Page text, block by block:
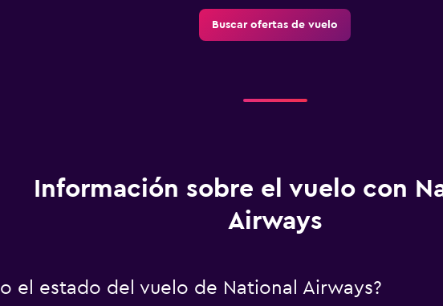
Buscar ofertas de vuelo
Información sobre el vuelo con
Airways
el estado del vuelo de National Airways?